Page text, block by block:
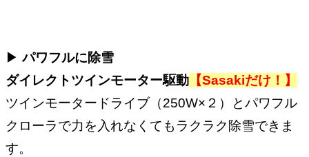
▶︎パワフルに除雪
ダイレクトツインモーター駆動【Sasakiだけ！】
ツインモータードライブ（250W×２）とパワフル
クローラで力を入れなくてもラクラク除雪できま
す。